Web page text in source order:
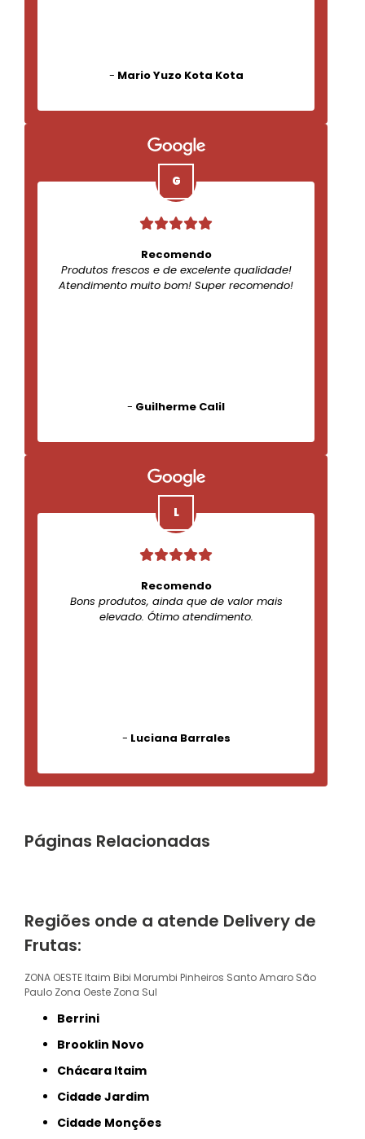
- Mario Yuzo Kota Kota
Recomendo
Produtos frescos e de excelente qualidade!
Atendimento muito bom! Super recomendo!
- Guilherme Calil
Recomendo
Bons produtos, ainda que de valor mais
elevado. Ótimo atendimento.
- Luciana Barrales
Páginas Relacionadas
Regiões onde a atende Delivery de
Frutas:
ZONA OESTE Itaim Bibi Morumbi Pinheiros Santo Amaro São
Paulo Zona Oeste Zona Sul
Berrini
Brooklin Novo
Chácara Itaim
Cidade Jardim
Cidade Monções